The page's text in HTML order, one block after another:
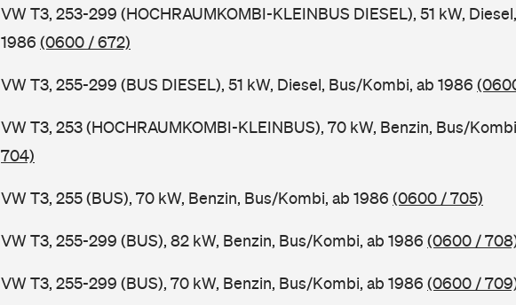
VW T3, 253-299 (HOCHRAUMKOMBI-KLEINBUS DIESEL), 51 kW,
1986 (0600 / 672)
VW T3, 255-299 (BUS DIESEL), 51 kW, Diesel, Bus/Kombi, ab 1986
VW T3, 253 (HOCHRAUMKOMBI-KLEINBUS), 70 kW, Benzin, Bus/
704)
VW T3, 255 (BUS), 70 kW, Benzin, Bus/Kombi, ab 1986 (0600 / 705)
VW T3, 255-299 (BUS), 82 kW, Benzin, Bus/Kombi, ab 1986 (0600 /
VW T3, 255-299 (BUS), 70 kW, Benzin, Bus/Kombi, ab 1986 (0600 /